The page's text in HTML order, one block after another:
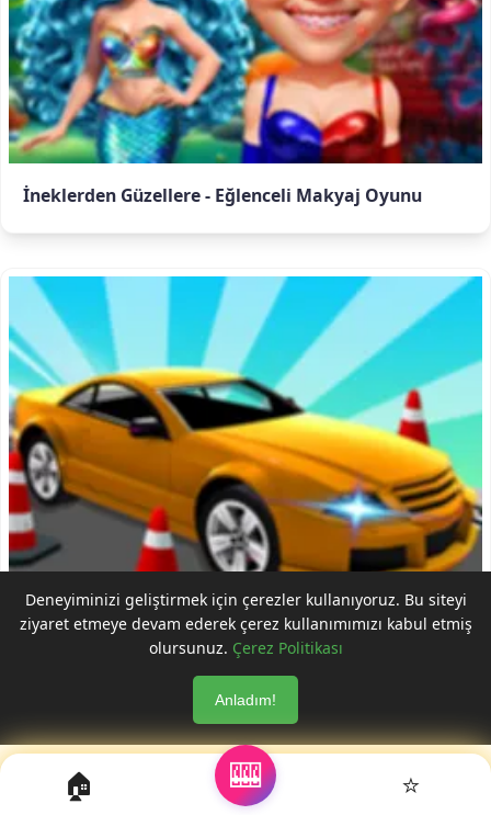
İneklerden Güzellere - Eğlenceli Makyaj Oyunu
Gerçek Araba Park Etme ve Akrobasi - Ücretsiz
🏠 🎰 ⭐
Deneyiminizi geliştirmek için çerezler kullanıyoruz. Bu siteyi
ziyaret etmeye devam ederek çerez kullanımımızı kabul etmiş
olursunuz. Çerez Politikası
Anladım!